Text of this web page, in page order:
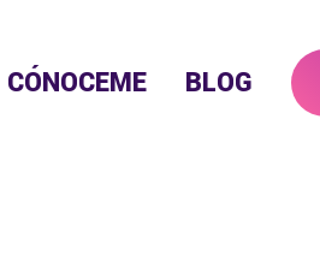
CÓNOCEME BLOG